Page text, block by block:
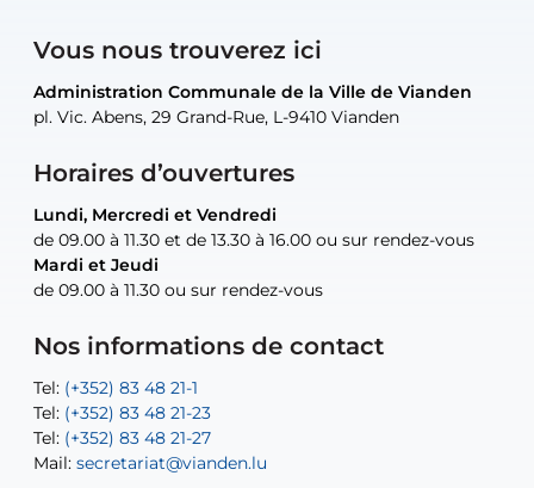
Vous nous trouverez ici
Administration Communale de la Ville de Vianden
pl. Vic. Abens, 29 Grand-Rue, L-9410 Vianden
Horaires d’ouvertures
Lundi, Mercredi et Vendredi
de 09.00 à 11.30 et de 13.30 à 16.00 ou sur rendez-vous
Mardi et Jeudi
de 09.00 à 11.30 ou sur rendez-vous
Nos informations de contact
Tel: (+352) 83 48 21-1
Tel: (+352) 83 48 21-23
Tel: (+352) 83 48 21-27
Mail: secretariat@vianden.lu
Administration Communale de la Ville de Vianden
pl. Vic. Abens, 29 Grand-Rue, L-9410 Vianden
Lundi, Mercredi et Vendredi
de 09.00 à 11.30 et de 13.30 à 16.00 ou sur rendez-vous
Mardi et Jeudi
de 09.00 à 11.30 ou sur rendez-vous
Tel: (+352) 83 48 21-20
Tel: (+352) 83 48 21-22
Mail:sofia.carvalho@vianden.lu
Mail: diane.storn@vianden.lu
Administration Communale de la Ville de Vianden
pl. Vic. Abens, 29 Grand-Rue, L-9410 Vianden
uniquement sur rendez-vous
Mail:recette@vianden.lu
Administration Communale de la Ville de Vianden
pl. Vic. Abens, 29 Grand-Rue, L-9410 Vianden
uniquement sur rendez-vous
Tel:(+352) 83 48 21-31
Atelier Communal de la Ville de Vianden
30, rue Neugarten, L-9422 Vianden
uniquement sur rendez-vous
Tel:Permanence (Fuite d’eau) : 83 48 21 61